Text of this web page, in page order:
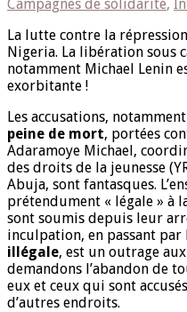
Campagnes de solidarité,
La lutte contre la
Nigeria. La libération sous
notamment Michael Lenin
exorbitante !
Les accusations,
peine de mort, portées
Adaramoye Michael,
des droits de la jeunesse
Abuja, sont fantasques.
prétendument « légale » à
sont soumis depuis leur
inculpation, en passant par
illégale, est un outrage
demandons l’abandon de
eux et ceux qui sont
d’autres endroits.